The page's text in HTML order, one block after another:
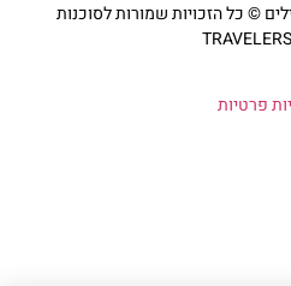
© כל הזכויות שמורות לסוכנות
פרטיות